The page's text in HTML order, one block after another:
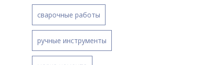
сварочные работы
ручные инструменты